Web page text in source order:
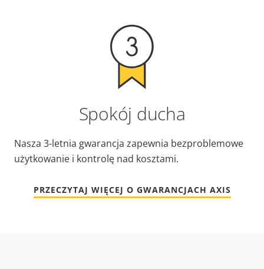
Spokój ducha
Nasza 3-letnia gwarancja zapewnia bezproblemowe
użytkowanie i kontrolę nad kosztami.
PRZECZYTAJ WIĘCEJ O GWARANCJACH AXIS